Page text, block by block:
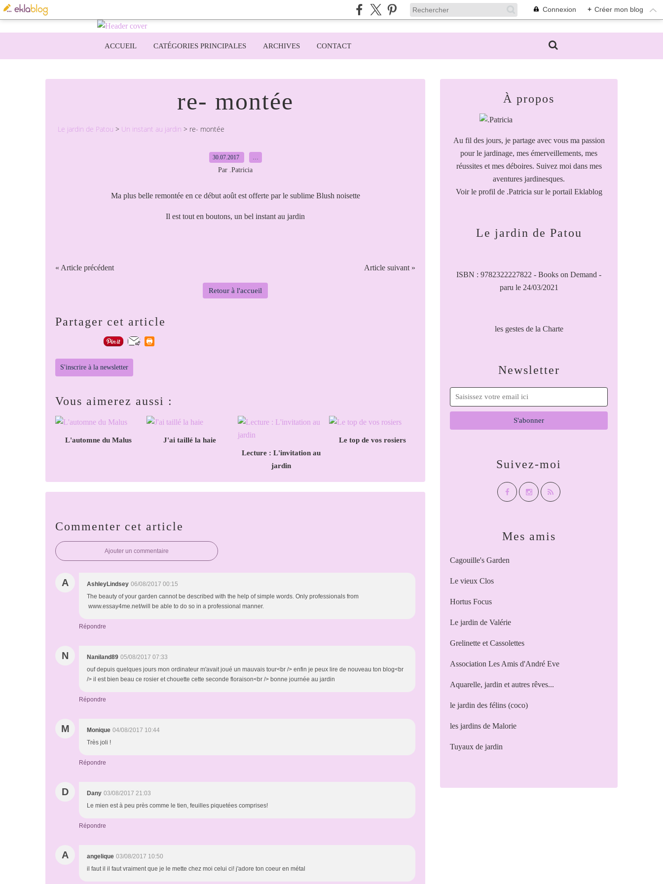
Connexion + Créer mon blog
ACCUEIL CATÉGORIES PRINCIPALES ARCHIVES CONTACT
re- montée
Le jardin de Patou > Un instant au jardin > re- montée
30.07.2017
Par .Patricia
Ma plus belle remontée en ce début août est offerte par le sublime Blush noisette
Il est tout en boutons, un bel instant au jardin
« Article précédent Article suivant »
Retour à l'accueil
Partager cet article
S'inscrire à la newsletter
Vous aimerez aussi :
L'automne du Malus
J'ai taillé la haie
Lecture : L'invitation au
jardin
Le top de vos rosiers
Commenter cet article
Ajouter un commentaire
A AshleyLindsey 06/08/2017 00:15
The beauty of your garden cannot be described with the help of simple words. Only professionals from
www.essay4me.net/will be able to do so in a professional manner.
Répondre
N Naniland89 05/08/2017 07:33
ouf depuis quelques jours mon ordinateur m'avait joué un mauvais tour<br /> enfin je peux lire de nouveau ton blog<br
/> il est bien beau ce rosier et chouette cette seconde floraison<br /> bonne journée au jardin
Répondre
M Monique 04/08/2017 10:44
Très joli !
Répondre
D Dany 03/08/2017 21:03
Le mien est à peu près comme le tien, feuilles piquetées comprises!
Répondre
A angelique 03/08/2017 10:50
il faut il il faut vraiment que je le mette chez moi celui ci! j'adore ton coeur en métal
Newsletter
Suivez-moi
À propos
Au fil des jours, je partage avec vous ma passion
pour le jardinage, mes émerveillements, mes
réussites et mes déboires. Suivez moi dans mes
aventures jardinesques.
Voir le profil de .Patricia sur le portail Eklablog
Le jardin de Patou
ISBN : 9782322227822 - Books on Demand -
paru le 24/03/2021
les gestes de la Charte
Mes amis
Cagouille's Garden
Le vieux Clos
Hortus Focus
Le jardin de Valérie
Grelinette et Cassolettes
Association Les Amis d'André Eve
Aquarelle, jardin et autres rêves...
le jardin des félins (coco)
les jardins de Malorie
Tuyaux de jardin